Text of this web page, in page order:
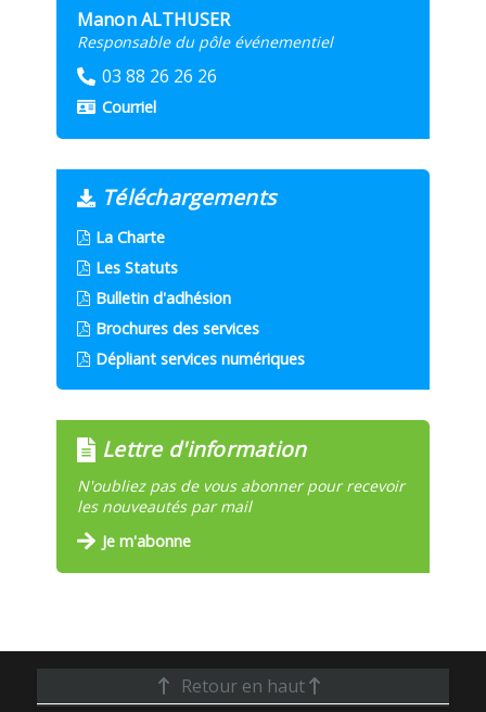
Manon ALTHUSER
Responsable du pôle événementiel
03 88 26 26 26
Courriel
Téléchargements
La Charte
Les Statuts
Bulletin d'adhésion
Brochures des services
Dépliant services numériques
Lettre d'information
N'oubliez pas de vous abonner pour recevoir
les nouveautés par mail
Je m'abonne
Retour en haut